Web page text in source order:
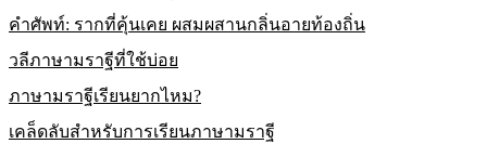
คำศัพท์: รากที่คุ้นเคย ผสมผสานกลิ่นอายท้องถิ่น
วลีภาษามราฐีที่ใช้บ่อย
ภาษามราฐีเรียนยากไหม?
เคล็ดลับสำหรับการเรียนภาษามราฐี